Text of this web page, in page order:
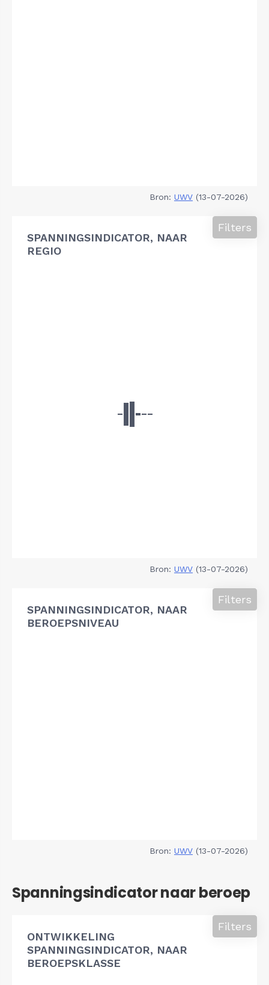
Bron: UWV (13-07-2026)
SPANNINGSINDICATOR, NAAR
REGIO
Filters
Bron: UWV (13-07-2026)
SPANNINGSINDICATOR, NAAR
BEROEPSNIVEAU
Filters
Bron: UWV (13-07-2026)
Spanningsindicator naar beroep
ONTWIKKELING
SPANNINGSINDICATOR, NAAR
BEROEPSKLASSE
Filters